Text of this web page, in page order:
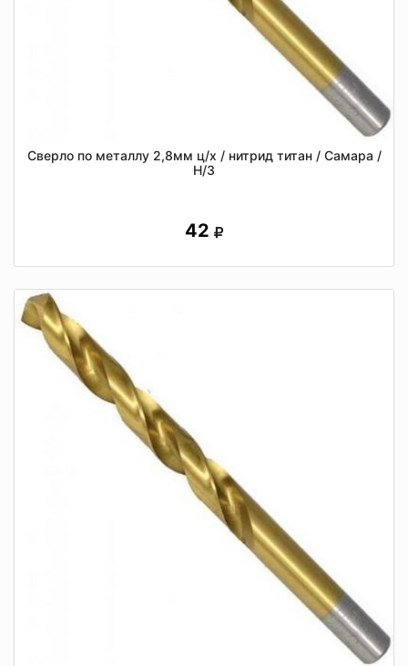
Сверло по металлу 2,8мм ц/х / нитрид титан / Самара /
Н/З
42